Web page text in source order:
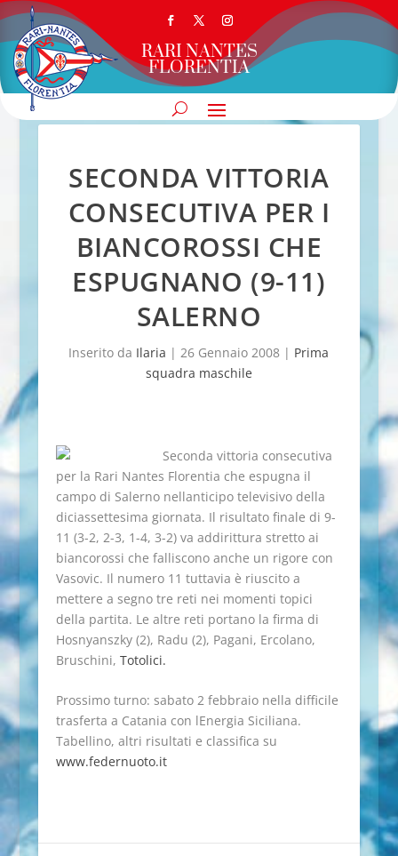
RARI NANTES
FLORENTIA
SECONDA VITTORIA
CONSECUTIVA PER I
BIANCOROSSI CHE
ESPUGNANO (9-11)
SALERNO
Inserito da Ilaria |26 Gennaio 2008 | Prima
squadra maschile
Seconda vittoria consecutiva
per la Rari Nantes Florentia che espugna il
campo di Salerno nellanticipo televisivo della
diciassettesima giornata. Il risultato finale di 9-
11 (3-2, 2-3, 1-4, 3-2) va addirittura stretto ai
biancorossi che falliscono anche un rigore con
Vasovic. Il numero 11 tuttavia è riuscito a
mettere a segno tre reti nei momenti topici
della partita. Le altre reti portano la firma di
Hosnyanszky (2), Radu (2), Pagani, Ercolano,
Bruschini, Totolici.
Prossimo turno: sabato 2 febbraio nella difficile
trasferta a Catania con lEnergia Siciliana.
Tabellino, altri risultati e classifica su
www.federnuoto.it